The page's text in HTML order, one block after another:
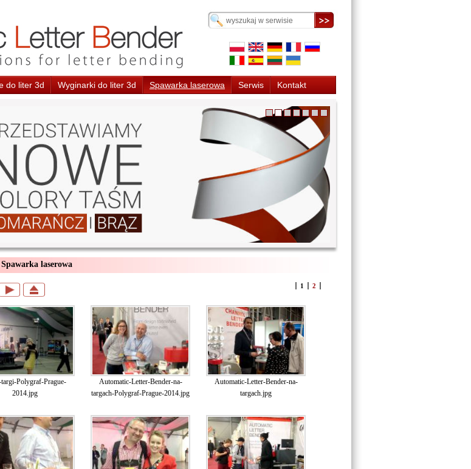
do liter 3d Wyginarki do liter 3d Spawarka laserowa Serwis Kontakt
Spawarka laserowa
1 2
Polygraf-Prague-
2014.jpg
Automatic-Letter-Bender-na-
targach-Polygraf-Prague-2014.jpg
Automatic-Letter-Bender-na-
targach.jpg